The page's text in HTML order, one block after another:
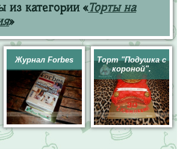
из категории «Торты на
»
Журнал Forbes
Торт "Подушка с
короной".